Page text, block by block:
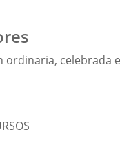
ordinaria, celebrada